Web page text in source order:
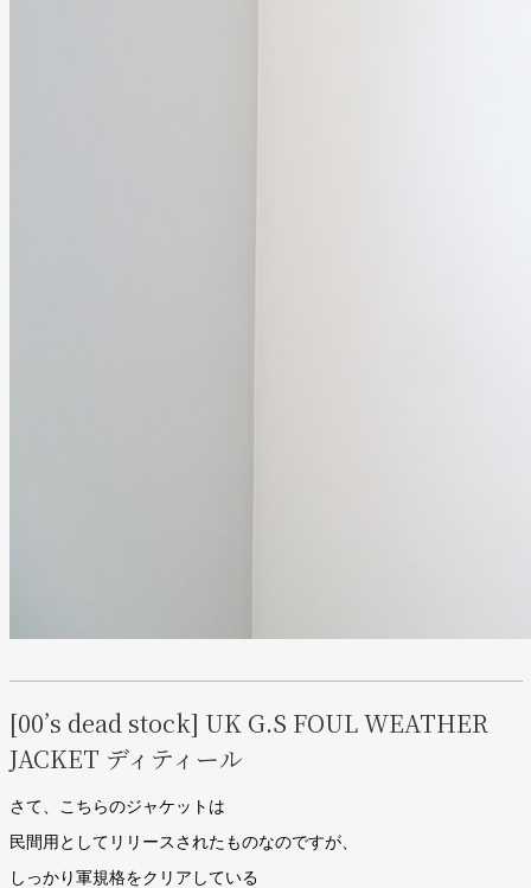
[00’s dead stock] UK G.S FOUL WEATHER
JACKET ディティール
さて、こちらのジャケットは
民間用としてリリースされたものなのですが、
しっかり軍規格をクリアしている